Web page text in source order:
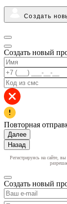
Создать
Создать новый
Повторная
Далее
Назад
Регистрируясь на сайте,
Создать новый